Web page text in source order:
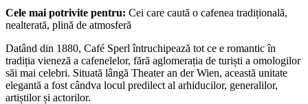
Cele mai potrivite pentru: Cei care caută o cafenea tradițională,
nealterată, plină de atmosferă
Datând din 1880, Café Sperl întruchipează tot ce e romantic în
tradiția vieneză a cafenelelor, fără aglomerația de turiști a omologilor
săi mai celebri. Situată lângă Theater an der Wien, această unitate
elegantă a fost cândva locul predilect al arhiducilor, generalilor,
artiștilor și actorilor.